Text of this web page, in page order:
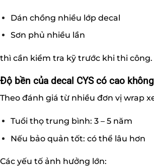
Dán chồng nhiều lớp decal
Sơn phủ nhiều lần
thì cần kiểm tra kỹ trước khi thi công.
Độ bền của decal CYS có cao
Theo đánh giá từ nhiều đơn vị wrap
Tuổi thọ trung bình: 3 – 5 năm
Nếu bảo quản tốt: có thể lâu hơn
Các yếu tố ảnh hưởng lớn: